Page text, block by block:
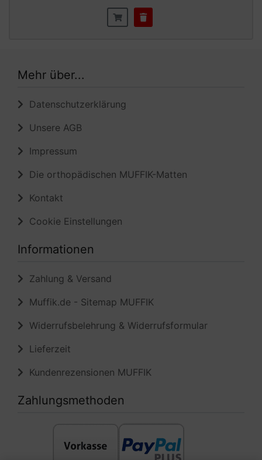
Mehr über...
Datenschutzerklärung
Unsere AGB
Impressum
Die orthopädischen MUFFIK-Matten
Kontakt
Cookie Einstellungen
Informationen
Zahlung & Versand
Muffik.de - Sitemap MUFFIK
Widerrufsbelehrung & Widerrufsformular
Lieferzeit
Kundenrezensionen MUFFIK
Zahlungsmethoden